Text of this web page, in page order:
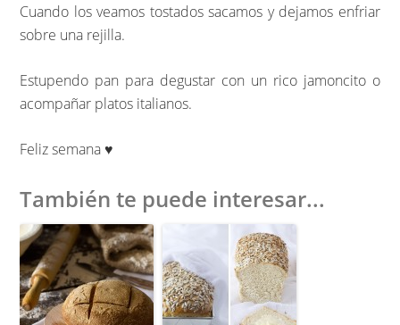
Cuando los veamos tostados sacamos y dejamos enfriar
sobre una rejilla.
Estupendo pan para degustar con un rico jamoncito o
acompañar platos italianos.
Feliz semana ♥
También te puede interesar...